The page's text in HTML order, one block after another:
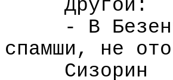
Другой:
- В
спамши, не
Сизорин